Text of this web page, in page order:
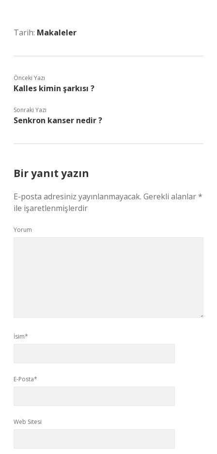
Tarih: Makaleler
Önceki Yazı
Kalles kimin şarkısı ?
Sonraki Yazı
Senkron kanser nedir ?
Bir yanıt yazın
E-posta adresiniz yayınlanmayacak. Gerekli alanlar*
ile işaretlenmişlerdir
Yorum
İsim*
E-Posta*
Web Sitesi